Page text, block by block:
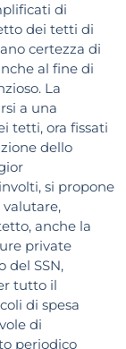
di
dei tetti di
certezza di
al fine di
La
a una
tetti, ora fissati
dello
si propone
anche la
private
del SSN,
tutto il
di spesa
di
periodico